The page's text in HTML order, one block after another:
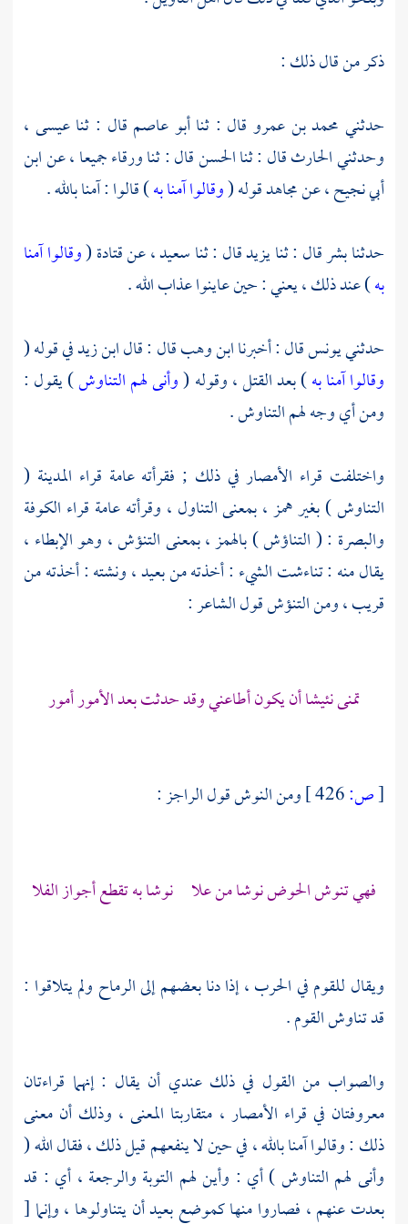
ذكر من قال ذلك :
حدثني محمد بن عمرو قال : ثناأبو عاصم قال : ثناعيسى ،
وحدثنيالحارثقال : ثناالحسنقال : ثناورقاءجميعا ، عنابن
أبي نجيح ،عنمجاهدقوله (وقالوا آمنا به) قالوا : آمنا بالله .
حدثنابشرقال : ثنايزيدقال : ثناسعيد ،عنقتادة(وقالوا آمنا
به) عند ذلك ، يعني : حين عاينوا عذاب الله .
حدثنييونسقال : أخبرناابن وهبقال : قالابن زيدفي قوله (
وقالوا آمنا به) بعد القتل ، وقوله (وأنى لهم التناوش) يقول :
ومن أي وجه لهم التناوش .
واختلفت قراء الأمصار في ذلك ; فقرأته عامة قراء المدينة (
التناوش ) بغير همز ، بمعنى التناول ، وقرأته عامة قراء الكوفة
والبصرة : ( التناؤش ) بالهمز ، بمعنى التنؤش ، وهو الإبطاء ،
يقال منه : تناءشت الشيء : أخذته من بعيد ، ونشته : أخذته من
قريب ، ومن التنؤش قول الشاعر :
تمنى نئيشا أن يكون أطاعني وقد حدثت بعد الأمور أمور
[ص: ومن النوش قول الراجز :
فهي تنوش الحوض نوشا من علا نوشا به تقطع أجواز الفلا
ويقال للقوم في الحرب ، إذا دنا بعضهم إلى الرماح ولم يتلاقوا :
قد تناوش القوم .
والصواب من القول في ذلك عندي أن يقال : إنهما قراءتان
معروفتان في قراء الأمصار ، متقاربتا المعنى ، وذلك أن معنى
ذلك : وقالوا آمنا بالله ، في حين لا ينفعهم قيل ذلك ، فقال الله (
وأنى لهم التناوش ) أي : وأين لهم التوبة والرجعة ، أي : قد
بعدت عنهم ، فصاروا منها كموضع بعيد أن يتناولوها ، وإنما [